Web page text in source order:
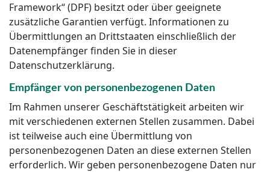
Framework“ (DPF) besitzt oder über geeignete
zusätzliche Garantien verfügt. Informationen zu
Übermittlungen an Drittstaaten einschließlich der
Datenempfänger finden Sie in dieser
Datenschutzerklärung.
Empfänger von personenbezogenen Daten
Im Rahmen unserer Geschäftstätigkeit arbeiten wir
mit verschiedenen externen Stellen zusammen. Dabei
ist teilweise auch eine Übermittlung von
personenbezogenen Daten an diese externen Stellen
erforderlich. Wir geben personenbezogene Daten nur